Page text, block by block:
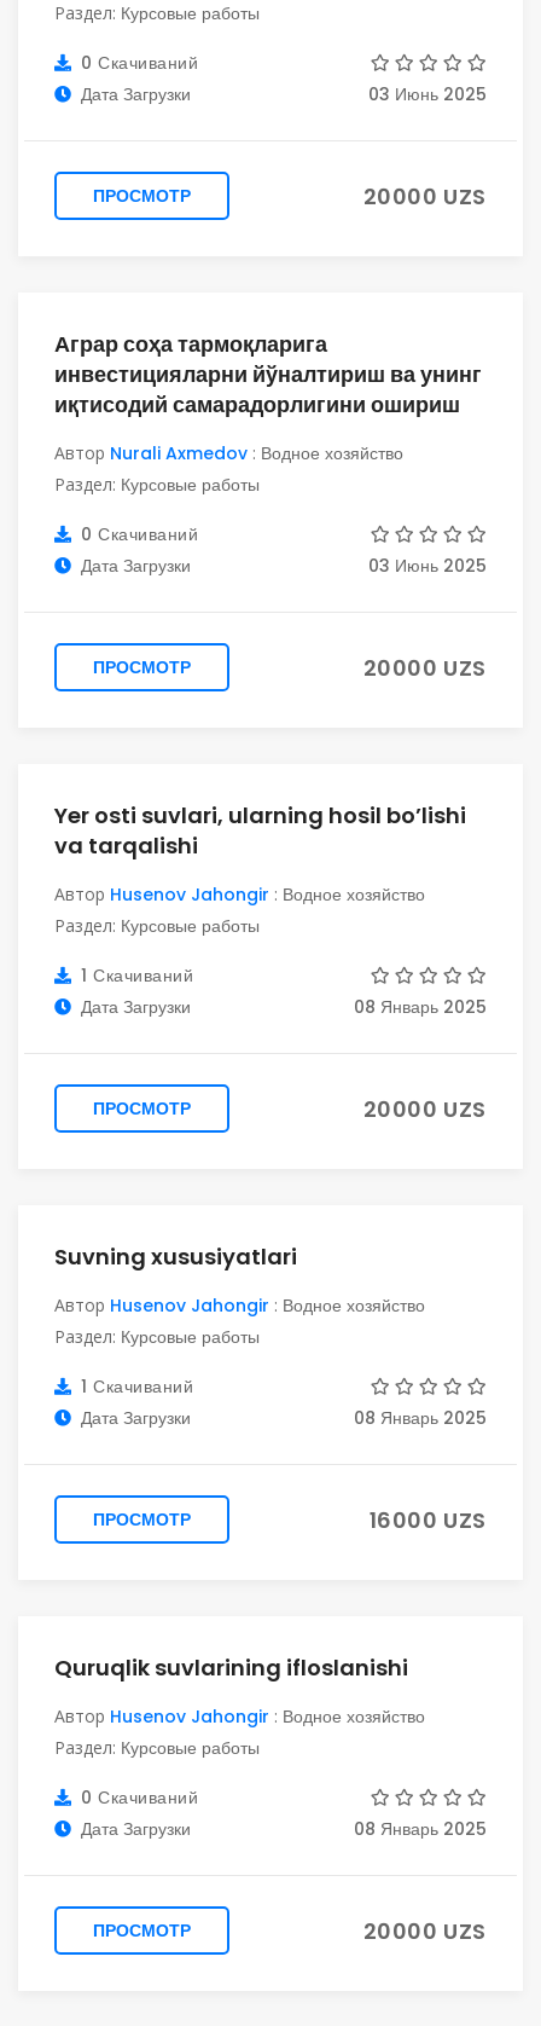
Раздел: Курсовые работы
0 Скачиваний
Дата Загрузки
03 Июнь 2025
ПРОСМОТР 20000 UZS
Аграр соҳа тармоқларига
инвестицияларни йўналтириш ва унинг
иқтисодий самарадорлигини ошириш
Автор Nurali Axmedov : Водное хозяйство
Раздел: Курсовые работы
0 Скачиваний
Дата Загрузки
03 Июнь 2025
ПРОСМОТР 20000 UZS
Yer osti suvlari, ularning hosil bo’lishi
va tarqalishi
Автор Husenov Jahongir : Водное хозяйство
Раздел: Курсовые работы
1 Скачиваний
Дата Загрузки
08 Январь 2025
ПРОСМОТР 20000 UZS
Suvning xususiyatlari
Автор Husenov Jahongir : Водное хозяйство
Раздел: Курсовые работы
1 Скачиваний
Дата Загрузки
08 Январь 2025
ПРОСМОТР 16000 UZS
Quruqlik suvlarining ifloslanishi
Автор Husenov Jahongir : Водное хозяйство
Раздел: Курсовые работы
0 Скачиваний
Дата Загрузки
08 Январь 2025
ПРОСМОТР 20000 UZS